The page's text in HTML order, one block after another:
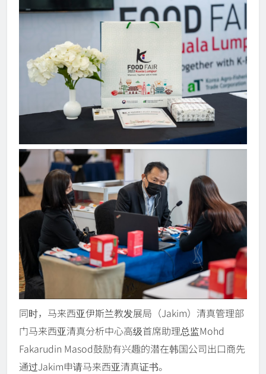
同时，马来西亚伊斯兰教发展局（Jakim）清真管理部
门马来西亚清真分析中心高级首席助理总监Mohd
Fakarudin Masod鼓励有兴趣的潜在韩国公司出口商先
通过Jakim申请马来西亚清真证书。